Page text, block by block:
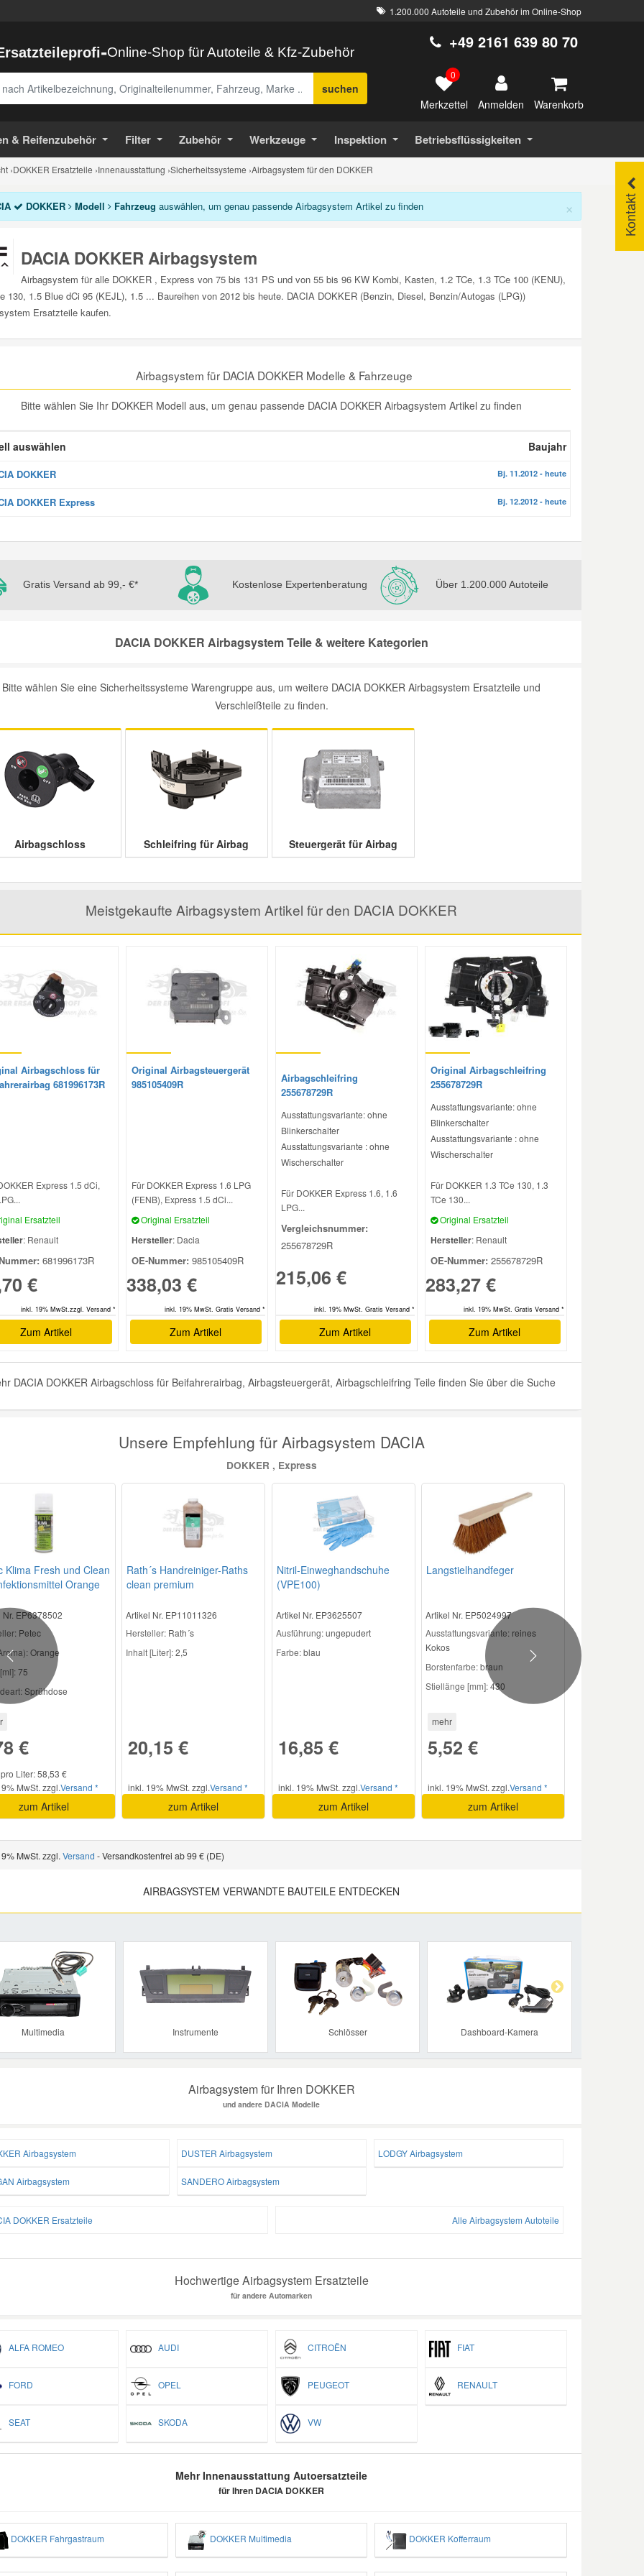
1.200.000 Autoteile und Zubehör im Online-Shop
-Online-Shop für Autoteile & Kfz-Zubehör
suchen
+49 2161 639 80 70
0
Merkzettel Anmelden Warenkorb
& Reifenzubehör Filter Zubehör Werkzeuge Inspektion Betriebsflüssigkeiten
›DOKKER Ersatzteile ›Innenausstattung ›Sicherheitssysteme ›Airbagsystem für den DOKKER
Kontakt
×
DOKKER Modell Fahrzeug auswählen, um genau passende Airbagsystem Artikel zu finden
DACIA DOKKER Airbagsystem
Airbagsystem für alle DOKKER , Express von 75 bis 131 PS und von 55 bis 96 KW Kombi, Kasten, 1.2 TCe, 1.3 TCe 100 (KENU),
130, 1.5 Blue dCi 95 (KEJL), 1.5 ... Baureihen von 2012 bis heute. DACIA DOKKER (Benzin, Diesel, Benzin/Autogas (LPG))
Ersatzteile kaufen.
Airbagsystem für DACIA DOKKER Modelle & Fahrzeuge
Bitte wählen Sie Ihr DOKKER Modell aus, um genau passende DACIA DOKKER Airbagsystem Artikel zu finden
auswählen Baujahr
DOKKER Bj. 11.2012 - heute
DOKKER Express Bj. 12.2012 - heute
Gratis Versand ab 99,- €* Kostenlose Expertenberatung Über 1.200.000 Autoteile
DACIA DOKKER Airbagsystem Teile & weitere Kategorien
Bitte wählen Sie eine Sicherheitssysteme Warengruppe aus, um weitere DACIA DOKKER Airbagsystem Ersatzteile und
Verschleißteile zu finden.
Airbagschloss Schleifring für Airbag Steuergerät für Airbag
Meistgekaufte Airbagsystem Artikel für den DACIA DOKKER
Airbagschloss für
681996173R
Express 1.5 dCi,
Ersatzteil
: Renault
681996173R
€
inkl. 19% MwSt.zzgl. Versand *
Zum Artikel
Original Airbagsteuergerät
985105409R
Für DOKKER Express 1.6 LPG
(FENB), Express 1.5 dCi...
Original Ersatzteil
Hersteller: Dacia
OE-Nummer: 985105409R
338,03 €
inkl. 19% MwSt. Gratis Versand *
Zum Artikel
Airbagschleifring
255678729R
Ausstattungsvariante: ohne
Blinkerschalter
Ausstattungsvariante : ohne
Wischerschalter
Für DOKKER Express 1.6, 1.6
LPG...
Vergleichsnummer:
255678729R
215,06 €
inkl. 19% MwSt. Gratis Versand *
Zum Artikel
Original Airbagschleifring
255678729R
Ausstattungsvariante: ohne
Blinkerschalter
Ausstattungsvariante : ohne
Wischerschalter
Für DOKKER 1.3 TCe 130, 1.3
TCe 130...
Original Ersatzteil
Hersteller: Renault
OE-Nummer: 255678729R
283,27 €
inkl. 19% MwSt. Gratis Versand *
Zum Artikel
DACIA DOKKER Airbagschloss für Beifahrerairbag, Airbagsteuergerät, Airbagschleifring Teile finden Sie über die Suche
Unsere Empfehlung für Airbagsystem DACIA
DOKKER , Express
Klima Fresh und Clean
Orange
Nr. EP6378502
: Petec
Orange
75
Sprühdose
€
Liter: 58,53 €
MwSt. zzgl.Versand *
zum Artikel
Rath´s Handreiniger-Raths
clean premium
Artikel Nr. EP11011326
Hersteller: Rath´s
Inhalt [Liter]:2,5
20,15 €
inkl. 19% MwSt. zzgl.Versand *
zum Artikel
Nitril-Einweghandschuhe
(VPE100)
Artikel Nr. EP3625507
Ausführung:ungepudert
Farbe:blau
16,85 €
inkl. 19% MwSt. zzgl.Versand *
zum Artikel
Langstielhandfeger
Artikel Nr. EP5024997
Ausstattungsvariante: reines
Kokos
Borstenfarbe:braun
Stiellänge [mm]:430
mehr
5,52 €
inkl. 19% MwSt. zzgl.Versand *
zum Artikel
Previous Next
MwSt. zzgl. Versand - Versandkostenfrei ab 99 € (DE)
AIRBAGSYSTEM VERWANDTE BAUTEILE ENTDECKEN
Multimedia Instrumente Schlösser Dashboard-Kamera
Previous
Airbagsystem für Ihren DOKKER
und andere DACIA Modelle
Airbagsystem DUSTER Airbagsystem LODGY Airbagsystem
Airbagsystem SANDERO Airbagsystem
DOKKER Ersatzteile Alle Airbagsystem Autoteile
Hochwertige Airbagsystem Ersatzteile
für andere Automarken
ALFA ROMEO AUDI CITROËN FIAT
FORD OPEL PEUGEOT RENAULT
SEAT SKODA VW
Mehr Innenausstattung Autoersatzteile
für Ihren DACIA DOKKER
DOKKER Fahrgastraum DOKKER Multimedia DOKKER Kofferraum